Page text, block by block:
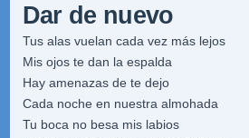
Dar de nuevo
Tus alas vuelan cada vez más lejos
Mis ojos te dan la espalda
Hay amenazas de te dejo
Cada noche en nuestra almohada
Tu boca no besa mis labios